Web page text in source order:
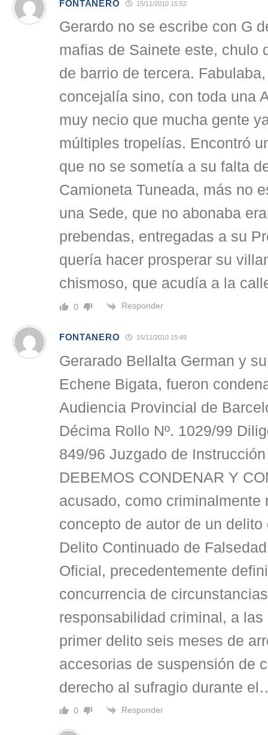
FONTANERO 15/11/2010 15:52
Gerardo no se escribe con G
mafias de Sainete este, chulo
de barrio de tercera.
concejalía sino, con toda una
muy necio que mucha gente
múltiples tropelías. Encontró
que no se sometía a su falta
Camioneta Tuneada, más no
una Sede, que no abonaba
prebendas, entregadas a su
quería hacer prosperar su
chismoso, que acudía a la
0 Responder
FONTANERO 15/11/2010 15:49
Gerarado Bellalta German y
Echene Bigata, fueron
Audiencia Provincial de
Décima Rollo Nº. 1029/99
849/96 Juzgado de
DEBEMOS CONDENAR Y
acusado, como criminalmente
concepto de autor de un
Delito Continuado de
Oficial, precedentemente
concurrencia de
responsabilidad criminal, a
primer delito seis meses de
accesorias de suspensión de
derecho al sufragio durante el
0 Responder